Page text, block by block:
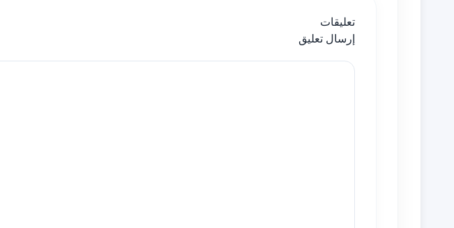
تعليقات
إرسال تعليق